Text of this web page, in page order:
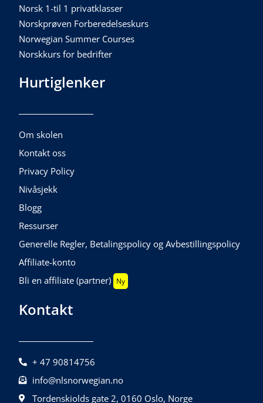
Norsk 1-til 1 privatklasser
Norskprøven Forberedelseskurs
Norwegian Summer Courses
Norskkurs for bedrifter
Hurtiglenker
Om skolen
Kontakt oss
Privacy Policy
Nivåsjekk
Blogg
Ressurser
Generelle Regler, Betalingspolicy og Avbestillingspolicy
Affiliate-konto
Bli en affiliate (partner) Ny
Kontakt
+ 47 90814756
info@nlsnorwegian.no
Tordenskiolds gate 2, 0160 Oslo, Norge